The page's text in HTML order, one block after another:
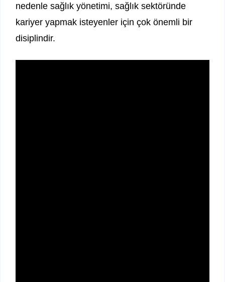
nedenle sağlık yönetimi, sağlık sektöründe
kariyer yapmak isteyenler için çok önemli bir
disiplindir.